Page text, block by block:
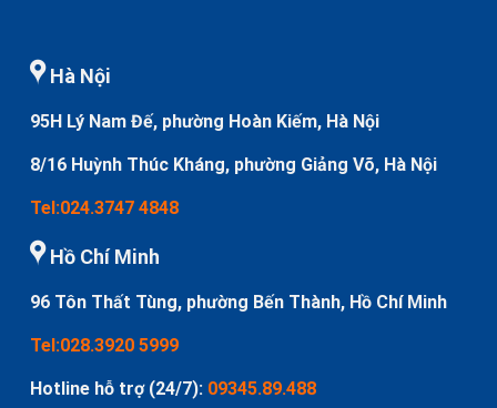
Hà Nội
95H Lý Nam Đế, phường Hoàn Kiếm, Hà Nội
8/16 Huỳnh Thúc Kháng, phường Giảng Võ, Hà Nội
Tel:024.3747 4848
Hồ Chí Minh
96 Tôn Thất Tùng, phường Bến Thành, Hồ Chí Minh
Tel:028.3920 5999
Hotline hỗ trợ (24/7): 09345.89.488